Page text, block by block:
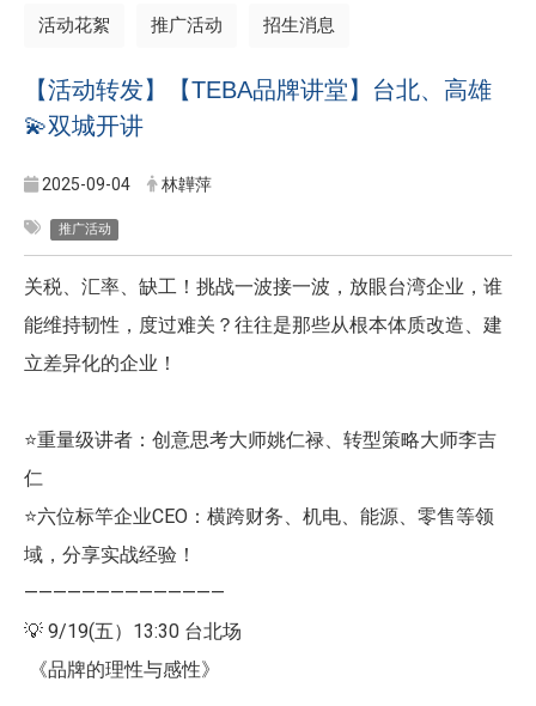
活动花絮 推广活动 招生消息
【活动转发】【TEBA品牌讲堂】台北、高雄
💫双城开讲
2025-09-04 林韡萍
推广活动
关税、汇率、缺工！挑战一波接一波，放眼台湾企业，谁
能维持韧性，度过难关？往往是那些从根本体质改造、建
立差异化的企业！
⭐️重量级讲者：创意思考大师姚仁禄、转型策略大师李吉
仁
⭐️六位标竿企业CEO：横跨财务、机电、能源、零售等领
域，分享实战经验！
——————————————
💡 9/19(五）13:30 台北场
《品牌的理性与感性》